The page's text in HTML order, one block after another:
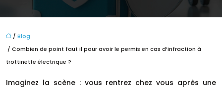
/ Blog
/ Combien de point faut il pour avoir le permis en cas d’infraction à
trottinette électrique ?
Imaginez la scène : vous rentrez chez vous après une